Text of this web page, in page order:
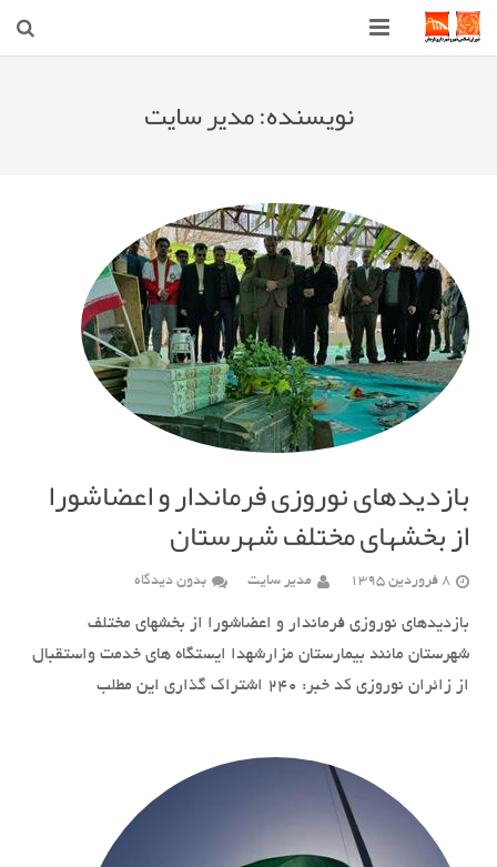
قوچان
ارتباط با ما
نویسنده:مدیر سایت
بازدیدهای نوروزی فرماندار و اعضاشورا
از بخشهای مختلف شهرستان
8 فروردین 1395 مدیر سایت بدون دیدگاه
بازدیدهای نوروزی فرماندار و اعضاشورا از بخشهای مختلف
شهرستان مانند بیمارستان مزارشهدا ایستگاه های خدمت واستقبال
از زائران نوروزی کد خبر: ٢۴٠ اشتراک گذاری این مطلب